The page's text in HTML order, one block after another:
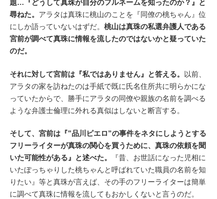
題…『どうして真珠が自分のフルネームを知ったのか？』と
尋ねた。 アラタは真珠に桃山のことを『同僚の桃ちゃん』位
にしか語っていないはずだ。 桃山は真珠の私選弁護人である
宮前が調べて真珠に情報を流したのではないかと疑っていた
のだ。
それに対して宮前は『私ではありません』と答える。
以前、
アラタの家を訪ねたのは手紙で既に氏名住所共に明らかにな
っていたからで、勝手にアラタの同僚や親族の名前を調べる
ような弁護士倫理に外れる真似はしないと断言する。
そして、宮前は『”品川ピエロ”の事件をネタにしようとする
フリーライターが真珠の関心を買うために、真珠の依頼を聞
いた可能性がある』と述べた。
『昔、お世話になった児相に
いたぽっちゃりした桃ちゃんと呼ばれていた職員の名前を知
りたい』等と真珠が言えば、その手のフリーライターは簡単
に調べて真珠に情報を流してもおかしくないと言うのだ。